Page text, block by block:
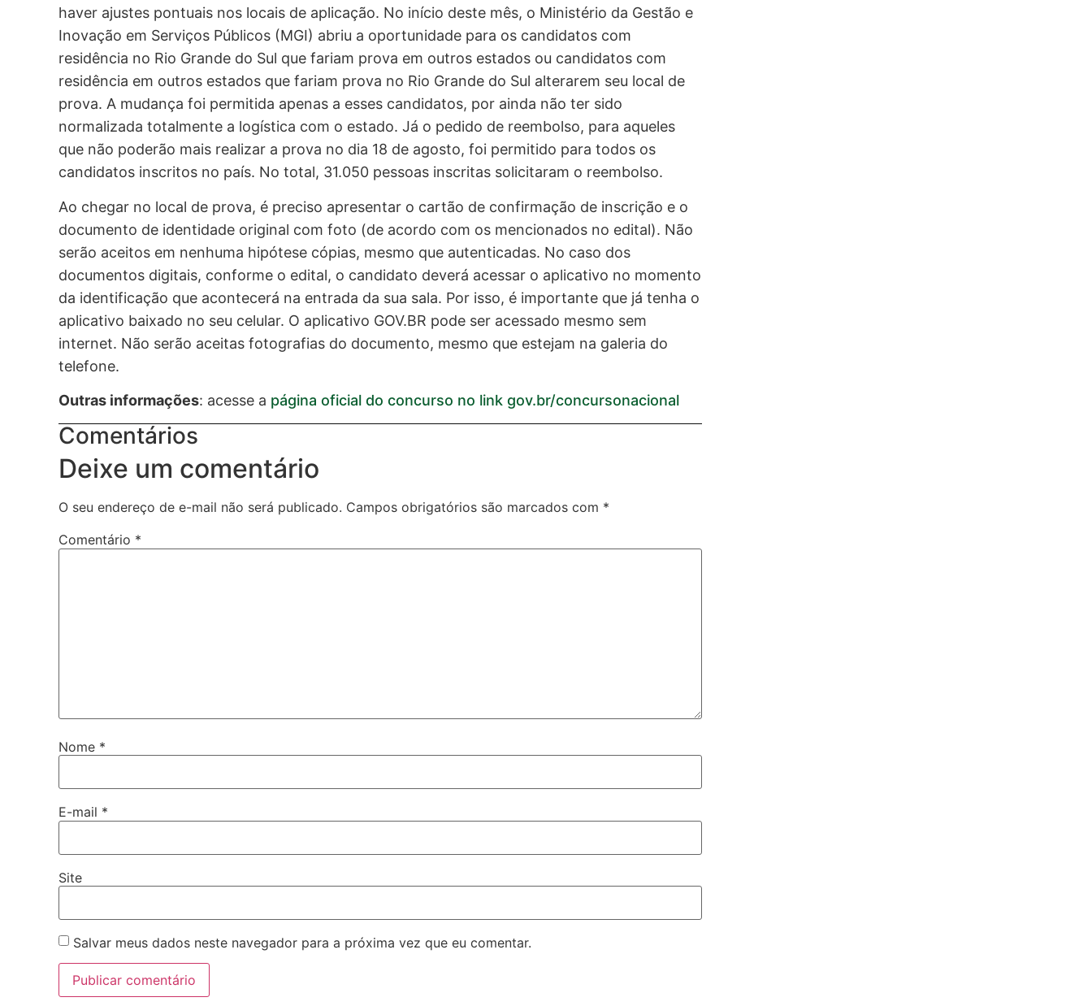
haver ajustes pontuais nos locais de aplicação. No início deste mês, o Ministério da Gestão e
Inovação em Serviços Públicos (MGI) abriu a oportunidade para os candidatos com
residência no Rio Grande do Sul que fariam prova em outros estados ou candidatos com
residência em outros estados que fariam prova no Rio Grande do Sul alterarem seu local de
prova. A mudança foi permitida apenas a esses candidatos, por ainda não ter sido
normalizada totalmente a logística com o estado. Já o pedido de reembolso, para aqueles
que não poderão mais realizar a prova no dia 18 de agosto, foi permitido para todos os
candidatos inscritos no país. No total, 31.050 pessoas inscritas solicitaram o reembolso.
Ao chegar no local de prova, é preciso apresentar o cartão de confirmação de inscrição e o
documento de identidade original com foto (de acordo com os mencionados no edital). Não
serão aceitos em nenhuma hipótese cópias, mesmo que autenticadas. No caso dos
documentos digitais, conforme o edital, o candidato deverá acessar o aplicativo no momento
da identificação que acontecerá na entrada da sua sala. Por isso, é importante que já tenha o
aplicativo baixado no seu celular. O aplicativo GOV.BR pode ser acessado mesmo sem
internet. Não serão aceitas fotografias do documento, mesmo que estejam na galeria do
telefone.
Outras informações: acesse a página oficial do concurso no link gov.br/concursonacional
Comentários
Deixe um comentário
O seu endereço de e-mail não será publicado. Campos obrigatórios são marcados com *
Comentário *
Nome *
E-mail *
Site
Salvar meus dados neste navegador para a próxima vez que eu comentar.